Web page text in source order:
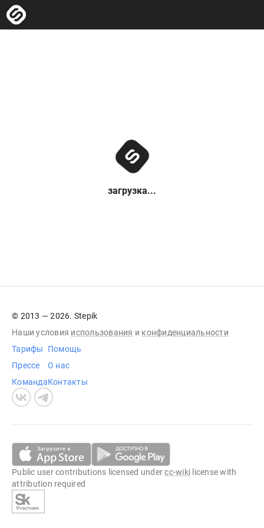
загрузка...
© 2013 — 2026. Stepik
Наши условия использования и конфиденциальности
Тарифы
Прессе
Команда
Помощь
О нас
Контакты
Public user contributions licensed undercc-wiki license with
attribution required